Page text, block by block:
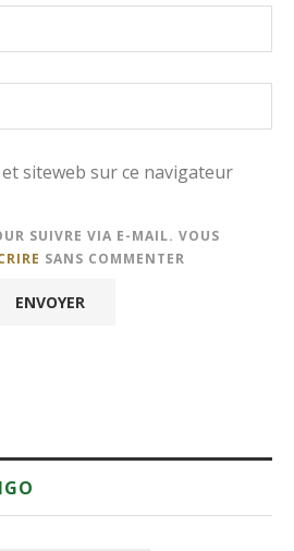
siteweb sur ce navigateur
SUIVRE VIA E-MAIL. VOUS
SANS COMMENTER